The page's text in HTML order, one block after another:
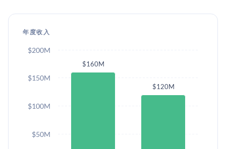
年度收入
$160M
$120M
$50M
$100M
$150M
$200M